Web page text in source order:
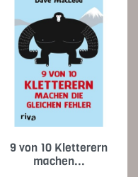
9 von 10 Kletterern
machen...